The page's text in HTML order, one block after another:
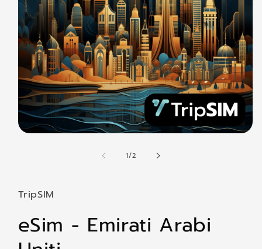
modale
1/su
2
TripSIM
eSim - Emirati Arabi